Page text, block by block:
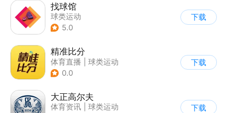
找球馆
球类运动
5.0
下载
精准比分
体育直播
球类运动
| 彩票
0.0
下载
大正高尔夫
体育资讯
球类运动
下载